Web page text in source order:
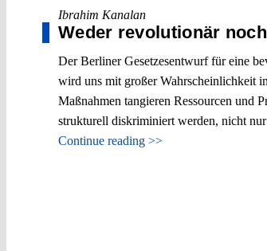
Ibrahim Kanalan
Weder revolutionär
Der Berliner Gesetzesentwurf für eine
wird uns mit großer Wahrscheinlichkeit
Maßnahmen tangieren Ressourcen und
strukturell diskriminiert werden, nicht
Continue reading >>